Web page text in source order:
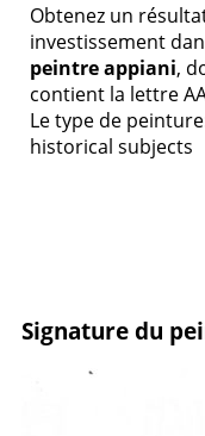
Obtenez un
investissement
peintre appiani,
contient la lettre
Le type de
historical subjects
Signature du